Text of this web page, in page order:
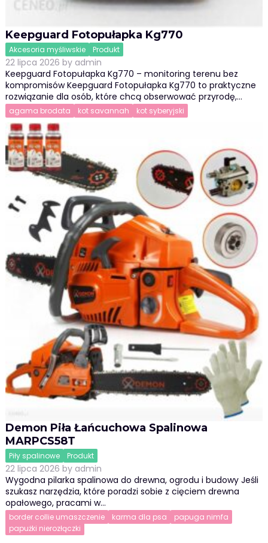
Keepguard Fotopułapka Kg770
Akcesoria myśliwskie Produkt
22 lipca 2026 by admin
Keepguard Fotopułapka Kg770 – monitoring terenu bez
kompromisów Keepguard Fotopułapka Kg770 to praktyczne
rozwiązanie dla osób, które chcą obserwować przyrodę,…
agama brodata kot savannah kot syberyjski
Demon Piła Łańcuchowa Spalinowa
MARPCS58T
Piły spalinowe Produkt
22 lipca 2026 by admin
Wygodna pilarka spalinowa do drewna, ogrodu i budowy Jeśli
szukasz narzędzia, które poradzi sobie z cięciem drewna
opałowego, pracami w…
border collie umaszczenie karma dla psa
papuga nimfa
papużki nierozłączki